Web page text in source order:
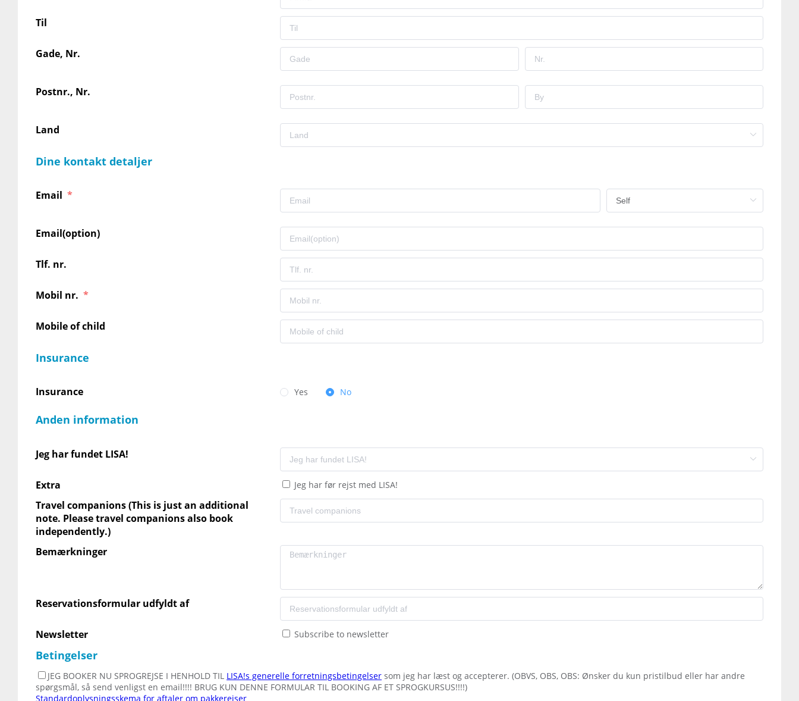
Til
Gade, Nr.
Postnr., Nr.
Land
Dine kontakt detaljer
Email
Email(option)
Tlf. nr.
Mobil nr.
Mobile of child
Insurance
Insurance Yes No
Anden information
Jeg har fundet LISA!
Extra Jeg har før rejst med LISA!
Travel companions (This is just an additional
note. Please travel companions also book
independently.)
Bemærkninger
Reservationsformular udfyldt af
Newsletter Subscribe to newsletter
Betingelser
JEG BOOKER NU SPROGREJSE I HENHOLD TIL LISA!s generelle forretningsbetingelser som jeg har læst og accepterer. (OBVS, OBS, OBS: Ønsker du kun pristilbud eller har andre
spørgsmål, så send venligst en email!!!! BRUG KUN DENNE FORMULAR TIL BOOKING AF ET SPROGKURSUS!!!!)
Standardoplysningsskema for aftaler om pakkerejser